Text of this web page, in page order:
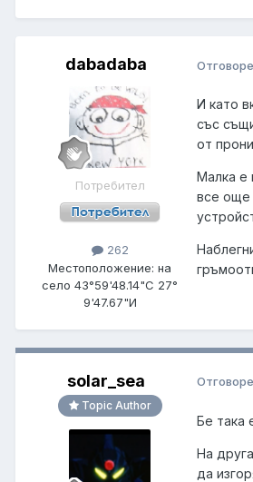
dabadaba
Потребител
262
Местоположение: на
село 43°59'48.14"С 27°
9'47.67"И
И като
със
от
Малка е
все още
solar_sea
Topic Author
Бе така
На
да